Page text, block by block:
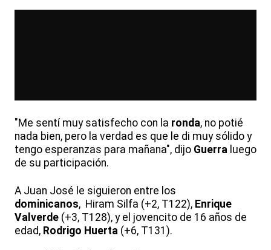
"Me sentí muy satisfecho con la ronda, no potié
nada bien, pero la verdad es que le di muy sólido y
tengo esperanzas para mañana", dijo Guerra luego
de su participación.
A Juan José le siguieron entre los
dominicanos, Hiram Silfa (+2, T122), Enrique
Valverde (+3, T128), y el jovencito de 16 años de
edad, Rodrigo Huerta (+6, T131).